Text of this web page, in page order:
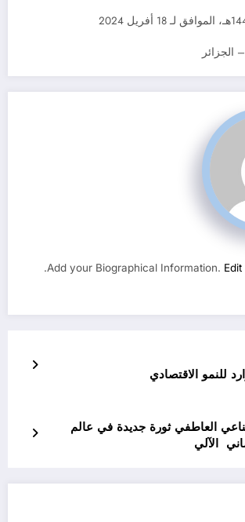
Add your Biographical Information.
للنمو الاقتصادي
العاطفي ثورة جديدة في عالم
الآلي